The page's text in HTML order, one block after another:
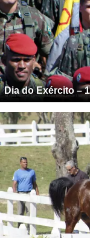
Dia do Exército –